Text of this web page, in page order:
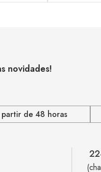
novidades!
de 48 horas